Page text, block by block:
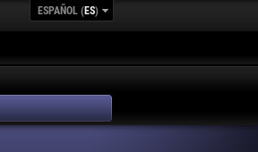
ESPAÑOL (ES)